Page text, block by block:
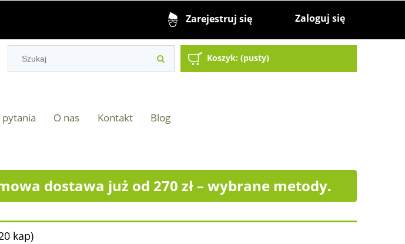
Zarejestruj się Zaloguj się
Koszyk: (pusty)
pytania O nas Kontakt Blog
dostawa już od 270 zł – wybrane metody.
kap)